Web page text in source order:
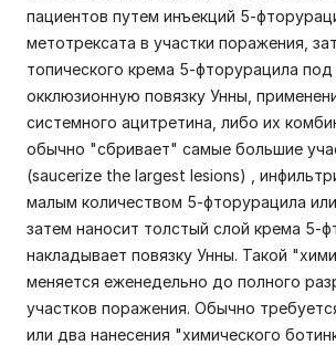
пациентов путем инъекций 5-
метотрексата в участки поражения,
топического крема 5-фторурацила под
окклюзионную повязку Унны,
системного ацитретина, либо их
обычно "сбривает" самые большие
(saucerize the largest lesions) ,
малым количеством 5-фторурацила
затем наносит толстый слой крема 5-
накладывает повязку Унны. Такой
меняется еженедельно до полного
участков поражения. Обычно
или два нанесения "химического